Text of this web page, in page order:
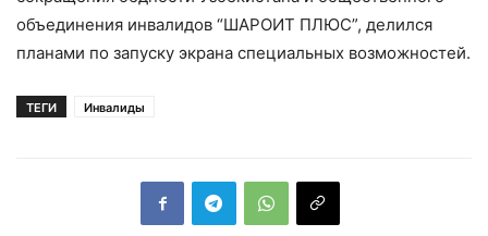
объединения инвалидов “ШАРОИТ ПЛЮС”, делился
планами по запуску экрана специальных возможностей.
ТЕГИ Инвалиды